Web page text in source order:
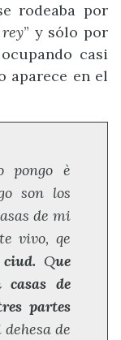
rodeaba por
” y sólo por
casi
aparece en el
pongo è
son los
de mi
vivo, qe
Que
de
partes
de